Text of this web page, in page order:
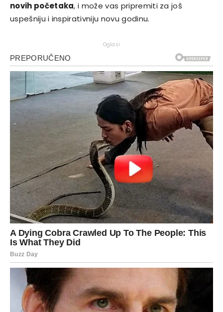
novih početaka, i može vas pripremiti za još
uspešniju i inspirativniju novu godinu.
Oglasi